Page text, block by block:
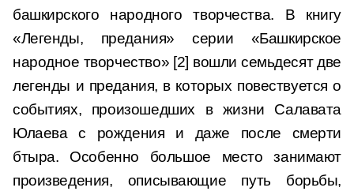
башкирского народного творчества. В книгу
«Легенды, предания» серии «Башкирское
народное творчество» [2] вошли семьдесят две
легенды и предания, в которых повествуется о
событиях, произошедших в жизни Салавата
Юлаева с рождения и даже после смерти
бтыра. Особенно большое место занимают
произведения, описывающие путь борьбы,